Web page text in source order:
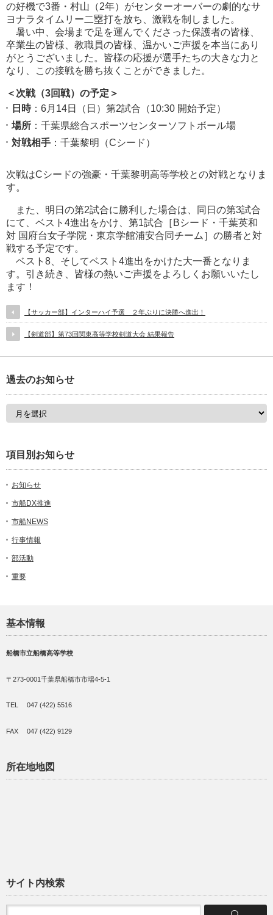
の好機で3番・村山（2年）がセンターオーバーの劇的なサ
ヨナラタイムリー二塁打を放ち、激戦を制しました。
暑い中、会場まで足を運んでくださった保護者の皆様、
卒業生の皆様、教職員の皆様、温かいご声援を本当にあり
がとうございました。皆様の応援が選手たちの大きな力と
なり、この接戦を勝ち抜くことができました。
＜次戦（3回戦）の予定＞
日時：6月14日（日）第2試合（10:30 開始予定）
場所 ：千葉県総合スポーツセンターソフトボール場
対戦相手 ：千葉黎明（Cシード）
次戦はCシードの強豪・千葉黎明高等学校との対戦となりま
す。
また、明日の第2試合に勝利した場合は、同日の第3試合
にて、ベスト4進出をかけ、第1試合［Bシード・千葉英和
対 国府台女子学院・東京学館浦安合同チーム］の勝者と対
戦する予定です。
ベスト8、そしてベスト4進出をかけた大一番となりま
す。引き続き、皆様の熱いご声援をよろしくお願いいたし
ます！
【サッカー部】インターハイ予選 ２年ぶりに決勝へ進出！
【剣道部】第73回関東高等学校剣道大会 結果報告
過去のお知らせ
項目別お知らせ
お知らせ
市船DX推進
市船NEWS
行事情報
部活動
重要
基本情報
船橋市立船橋高等学校
〒273-0001千葉県船橋市市場4-5-1
TEL 047 (422) 5516
FAX 047 (422) 9129
所在地地図
サイト内検索